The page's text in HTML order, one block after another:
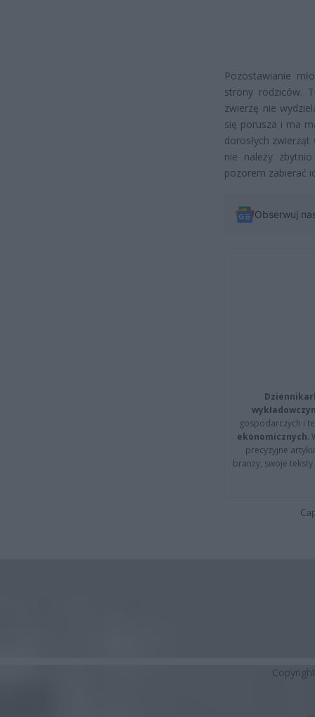
Pozostawianie
strony rodziców.
zwierzę nie
się porusza i ma
dorosłych
nie należy
pozorem zabierać
Obserwuj
gospodarczych i
ekonomicznych.
precyzyjne
branży, swoje